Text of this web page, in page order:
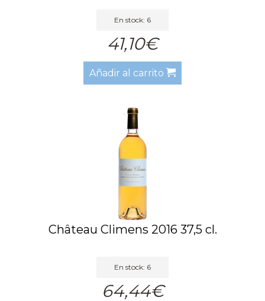
En stock: 6
41,10€
Añadir al carrito
Château Climens 2016 37,5 cl.
En stock: 6
64,44€